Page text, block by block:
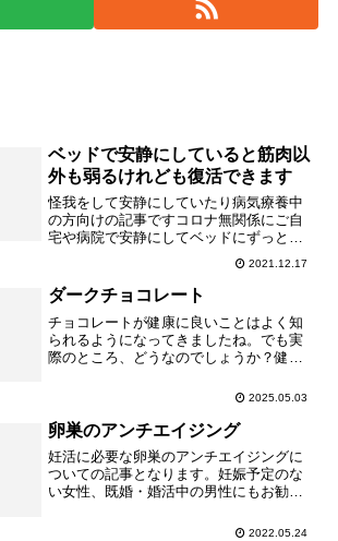
ベッドで安静にしていると筋肉以
外も弱るけれども復活できます
怪我をして安静にしていたり病気療養中
の方向けの記事ですコロナ無関係にご自
宅や病院で安静にしてベッドにずっとい
らっしゃる皆さんこんにちは。今日は
「ずっと寝ていると筋肉が落ちる以外に
全身に影響が出ます」という内容のブロ
グです。でも安心してください。怪我や
ご病気から解放されかけた時にリ...
2021.12.17
ダークチョコレート
チョコレートが健康に良いことはよく知
られるようになってきましたね。でも実
際のところ、どうなのでしょうか？健康
ョコレート！…ということでダークチョ
が多い、又はカカオの割合が低いチョコ
レートではなく、あくまでダー...
2025.05.03
卵巣のアンチエイジング
妊活に必要な卵巣のアンチエイジングに
ついての記事となります。妊娠予定のな
い女性、既婚・婚活中の男性にもお勧め
た先月から人工授精等の｢一般不妊治
2022.05.24